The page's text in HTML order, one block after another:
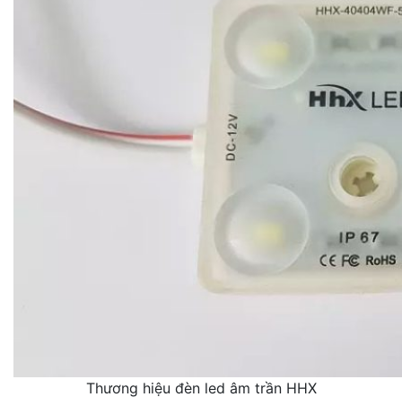
Thương hiệu đèn led âm trần HHX